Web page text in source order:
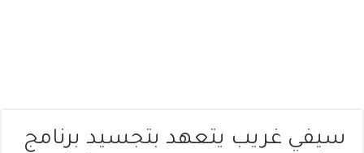
سيفي غريب يتعهد بتجسيد برنامج